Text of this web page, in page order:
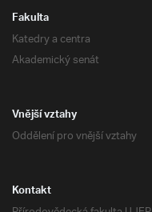
Fakulta
Katedry a centra
Akademický senát
Vnější vztahy
Oddělení pro vnější vztahy
Kontakt